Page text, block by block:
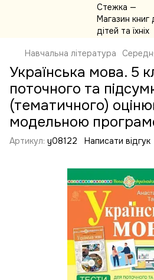
Навчальна література
Українська мова. 5
поточного та
(тематичного)
модельною
Артикул: y08122 Написати відгук